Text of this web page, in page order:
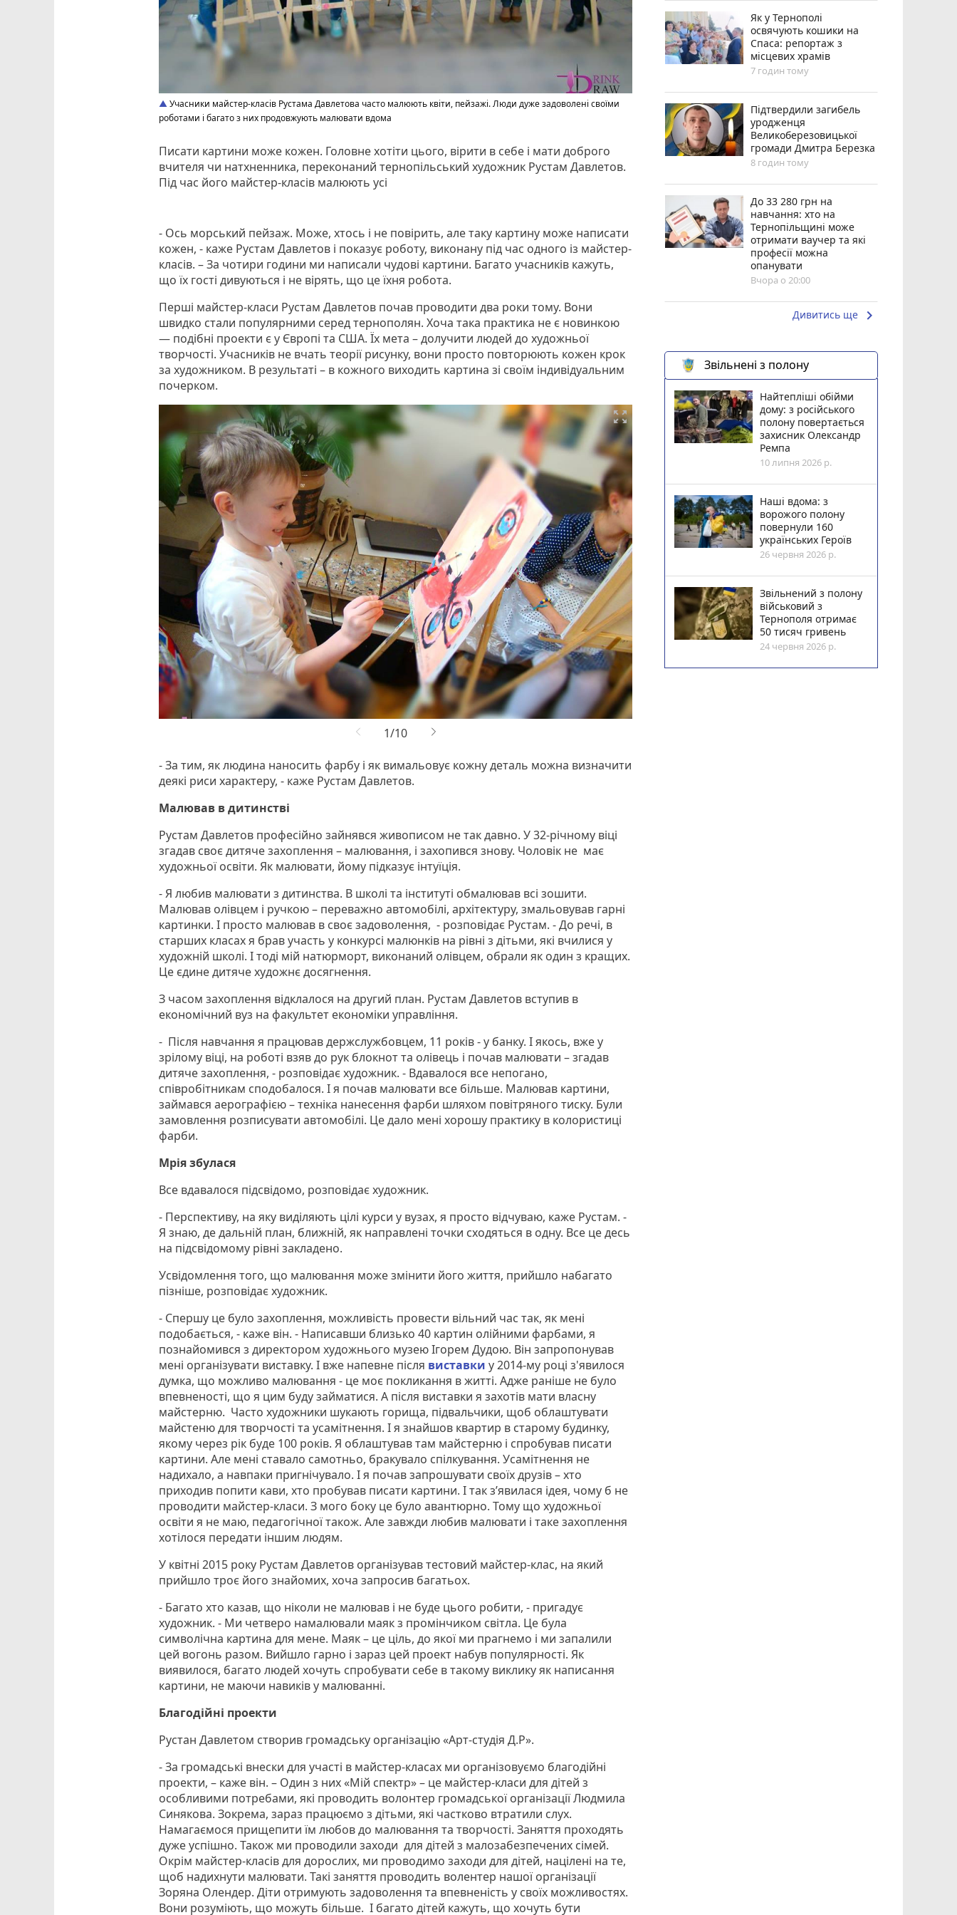
Учасники майстер-класів Рустама Давлетова часто малюють квіти, пейзажі. Люди дуже задоволені своїми
роботами і багато з них продовжують малювати вдома
Писати картини може кожен. Головне хотіти цього, вірити в себе і мати доброго
вчителя чи натхненника, переконаний тернопільський художник Рустам Давлетов.
Під час його майстер-класів малюють усі
- Ось морський пейзаж. Може, хтось і не повірить, але таку картину може написати
кожен, - каже Рустам Давлетов і показує роботу, виконану під час одного із майстер-
класів. – За чотири години ми написали чудові картини. Багато учасників кажуть,
що їх гості дивуються і не вірять, що це їхня робота.
Перші майстер-класи Рустам Давлетов почав проводити два роки тому. Вони
швидко стали популярними серед тернополян. Хоча така практика не є новинкою
— подібні проекти є у Європі та США. Їх мета – долучити людей до художньої
творчості. Учасників не вчать теорії рисунку, вони просто повторюють кожен крок
за художником. В результаті – в кожного виходить картина зі своїм індивідуальним
почерком.

- За тим, як людина наносить фарбу і як вимальовує кожну деталь можна визначити
деякі риси характеру, - каже Рустам Давлетов.
Малював в дитинстві
Рустам Давлетов професійно зайнявся живописом не так давно. У 32-річному віці
згадав своє дитяче захоплення – малювання, і захопився знову. Чоловік не має
художньої освіти. Як малювати, йому підказує інтуїція.
- Я любив малювати з дитинства. В школі та інституті обмалював всі зошити.
Малював олівцем і ручкою – переважно автомобілі, архітектуру, змальовував гарні
картинки. І просто малював в своє задоволення, - розповідає Рустам. - До речі, в
старших класах я брав участь у конкурсі малюнків на рівні з дітьми, які вчилися у
художній школі. І тоді мій натюрморт, виконаний олівцем, обрали як один з кращих.
Це єдине дитяче художнє досягнення.
З часом захоплення відклалося на другий план. Рустам Давлетов вступив в
економічний вуз на факультет економіки управління.
- Після навчання я працював держслужбовцем, 11 років - у банку. І якось, вже у
зрілому віці, на роботі взяв до рук блокнот та олівець і почав малювати – згадав
дитяче захоплення, - розповідає художник. - Вдавалося все непогано,
співробітникам сподобалося. І я почав малювати все більше. Малював картини,
займався аерографією – техніка нанесення фарби шляхом повітряного тиску. Були
замовлення розписувати автомобілі. Це дало мені хорошу практику в колористиці
фарби.
Мрія збулася
Все вдавалося підсвідомо, розповідає художник.
- Перспективу, на яку виділяють цілі курси у вузах, я просто відчуваю, каже Рустам. -
Я знаю, де дальній план, ближній, як направлені точки сходяться в одну. Все це десь
на підсвідомому рівні закладено.
Усвідомлення того, що малювання може змінити його життя, прийшло набагато
пізніше, розповідає художник.
- Спершу це було захоплення, можливість провести вільний час так, як мені
подобається, - каже він. - Написавши близько 40 картин олійними фарбами, я
познайомився з директором художнього музею Ігорем Дудою. Він запропонував
мені організувати виставку. І вже напевне після виставки у 2014-му році з'явилося
думка, що можливо малювання - це моє покликання в житті. Адже раніше не було
впевненості, що я цим буду займатися. А після виставки я захотів мати власну
майстерню. Часто художники шукають горища, підвальчики, щоб облаштувати
майстеню для творчості та усамітнення. І я знайшов квартир в старому будинку,
якому через рік буде 100 років. Я облаштував там майстерню і спробував писати
картини. Але мені ставало самотньо, бракувало спілкування. Усамітнення не
надихало, а навпаки пригнічувало. І я почав запрошувати своїх друзів – хто
приходив попити кави, хто пробував писати картини. І так з’явилася ідея, чому б не
проводити майстер-класи. З мого боку це було авантюрно. Тому що художньої
освіти я не маю, педагогічної також. Але завжди любив малювати і таке захоплення
хотілося передати іншим людям.
У квітні 2015 року Рустам Давлетов організував тестовий майстер-клас, на який
прийшло троє його знайомих, хоча запросив багатьох.
- Багато хто казав, що ніколи не малював і не буде цього робити, - пригадує
художник. - Ми четверо намалювали маяк з промінчиком світла. Це була
символічна картина для мене. Маяк – це ціль, до якої ми прагнемо і ми запалили
цей вогонь разом. Вийшло гарно і зараз цей проект набув популярності. Як
виявилося, багато людей хочуть спробувати себе в такому виклику як написання
картини, не маючи навиків у малюванні.
Благодійні проекти
Рустан Давлетом створив громадську організацію «Арт-студія Д.Р».
- За громадські внески для участі в майстер-класах ми організовуємо благодійні
проекти, – каже він. – Один з них «Мій спектр» – це майстер-класи для дітей з
особливими потребами, які проводить волонтер громадської організації Людмила
Синякова. Зокрема, зараз працюємо з дітьми, які частково втратили слух.
Намагаємося прищепити їм любов до малювання та творчості. Заняття проходять
дуже успішно. Також ми проводили заходи для дітей з малозабезпечених сімей.
Окрім майстер-класів для дорослих, ми проводимо заходи для дітей, націлені на те,
щоб надихнути малювати. Такі заняття проводить волентер нашої організації
Зоряна Олендер. Діти отримують задоволення та впевненість у своїх можливостях.
Вони розуміють, що можуть більше. І багато дітей кажуть, що хочуть бути
Як у Тернополі
освячують кошики на
Спаса: репортаж з
місцевих храмів
7 годин тому
Підтвердили загибель
уродженця
Великоберезовицької
громади Дмитра Березка
8 годин тому
До 33 280 грн на
навчання: хто на
Тернопільщині може
отримати ваучер та які
професії можна
опанувати
Вчора о 20:00
Дивитись ще keyboard_arrow_right
Звільнені з полону
Найтепліші обійми
дому: з російського
полону повертається
захисник Олександр
Ремпа
10 липня 2026 р.
Наші вдома: з
ворожого полону
повернули 160
українських Героїв
26 червня 2026 р.
Звільнений з полону
військовий з
Тернополя отримає
50 тисяч гривень
24 червня 2026 р.